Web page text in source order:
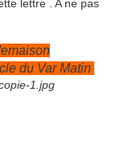
lettre . A ne pas
du Var Matin